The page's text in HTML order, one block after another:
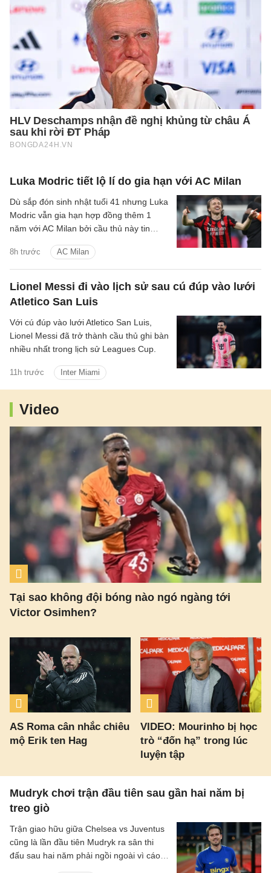
Luka Modric tiết lộ lí do gia hạn với AC Milan
8h trước AC Milan
Dù sắp đón sinh nhật tuổi 41 nhưng Luka
Modric vẫn gia hạn hợp đồng thêm 1
năm với AC Milan bởi cầu thủ này tin
ở đội bóng.
Lionel Messi đi vào lịch sử sau cú đúp vào lưới
Atletico San Luis
11h trước Inter Miami
Với cú đúp vào lưới Atletico San Luis,
Lionel Messi đã trở thành cầu thủ ghi bàn
nhiều nhất trong lịch sử Leagues Cup.
Video
Tại sao không đội bóng nào ngó ngàng tới
Victor Osimhen?
AS Roma cân nhắc chiêu
mộ Erik ten Hag
VIDEO: Mourinho bị học
trò “đốn hạ” trong lúc
luyện tập
Mudryk chơi trận đầu tiên sau gần hai năm bị
treo giò
Trận giao hữu giữa Chelsea vs Juventus
cũng là lần đầu tiên Mudryk ra sân thi
đấu sau hai năm phải ngồi ngoài vì cáo